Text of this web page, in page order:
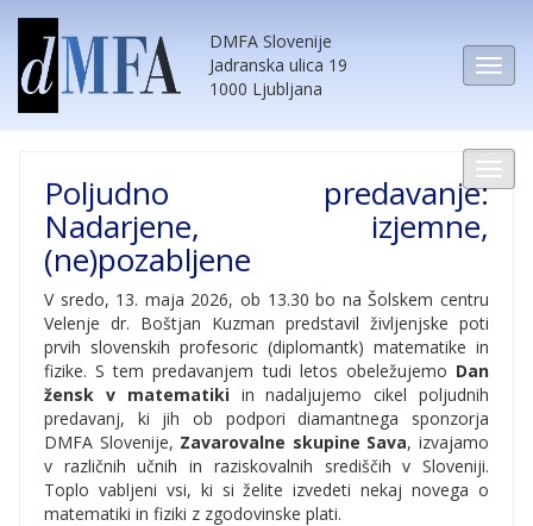
DMFA Slovenije
Jadranska ulica 19
1000 Ljubljana
Poljudno predavanje:
Nadarjene, izjemne,
(ne)pozabljene
V sredo, 13. maja 2026, ob 13.30 bo na Šolskem centru
Velenje dr. Boštjan Kuzman predstavil življenjske poti
prvih slovenskih profesoric (diplomantk) matematike in
fizike. S tem predavanjem tudi letos obeležujemo Dan
žensk v matematikiin nadaljujemo cikel poljudnih
predavanj, ki jih ob podpori diamantnega sponzorja
DMFA Slovenije, Zavarovalne skupine Sava, izvajamo
v različnih učnih in raziskovalnih središčih v Sloveniji.
Toplo vabljeni vsi, ki si želite izvedeti nekaj novega o
matematiki in fiziki z zgodovinske plati.